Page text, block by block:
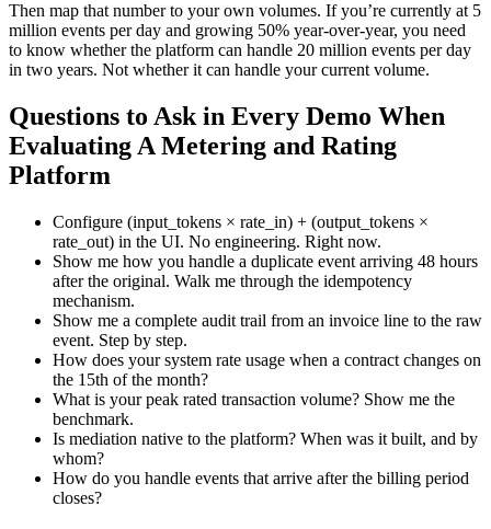
Then map that number to your own volumes. If you’re currently at 5
million events per day and growing 50% year-over-year, you need
to know whether the platform can handle 20 million events per day
in two years. Not whether it can handle your current volume.
Questions to Ask in Every Demo When
Evaluating A Metering and Rating
Platform
Configure (input_tokens × rate_in) + (output_tokens ×
rate_out) in the UI. No engineering. Right now.
Show me how you handle a duplicate event arriving 48 hours
after the original. Walk me through the idempotency
mechanism.
Show me a complete audit trail from an invoice line to the raw
event. Step by step.
How does your system rate usage when a contract changes on
the 15th of the month?
What is your peak rated transaction volume? Show me the
benchmark.
Is mediation native to the platform? When was it built, and by
whom?
How do you handle events that arrive after the billing period
closes?